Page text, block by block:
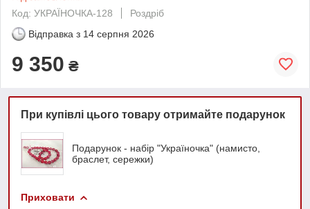
Код: УКРАЇНОЧКА-128
Роздріб
Відправка з 14 серпня 2026
9 350 ₴
При купівлі цього товару отримайте подарунок
Подарунок - набір "Україночка" (намисто,
браслет, сережки)
Приховати